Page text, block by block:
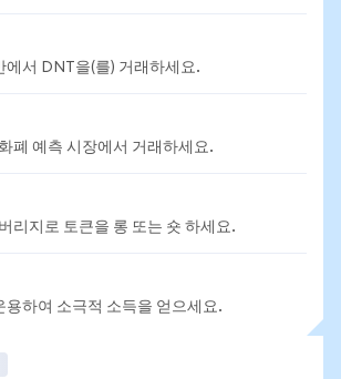
에서 DNT을(를) 거래하세요.
폐 예측 시장에서 거래하세요.
리지로 토큰을 롱 또는 숏 하세요.
용하여 소극적 소득을 얻으세요.